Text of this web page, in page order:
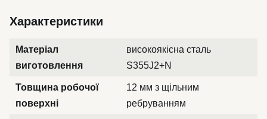
Характеристики
Матеріал
виготовлення
високоякісна сталь
S355J2+N
Товщина робочої
поверхні
12 мм з щільним
ребруванням